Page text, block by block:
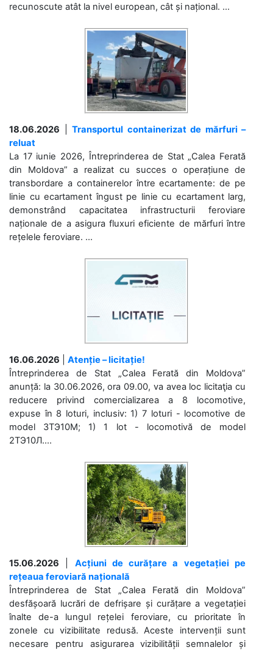
recunoscute atât la nivel european, cât și național. ...
18.06.2026
Transportul containerizat de mărfuri –
reluat
La 17 iunie 2026, Întreprinderea de Stat „Calea Ferată
din Moldova” a realizat cu succes o operațiune de
transbordare a containerelor între ecartamente: de pe
linie cu ecartament îngust pe linie cu ecartament larg,
demonstrând capacitatea infrastructurii feroviare
naționale de a asigura fluxuri eficiente de mărfuri între
rețelele feroviare. ...
16.06.2026
Atenție – licitație!
Întreprinderea de Stat „Calea Ferată din Moldova”
anunță: la 30.06.2026, ora 09.00, va avea loc licitaţia cu
reducere privind comercializarea a 8 locomotive,
expuse în 8 loturi, inclusiv: 1) 7 loturi - locomotive de
model 3ТЭ10М; 1) 1 lot - locomotivă de model
2ТЭ10Л....
15.06.2026
Acțiuni de curățare a vegetației pe
rețeaua feroviară națională
Întreprinderea de Stat „Calea Ferată din Moldova”
desfășoară lucrări de defrișare și curățare a vegetației
înalte de-a lungul rețelei feroviare, cu prioritate în
zonele cu vizibilitate redusă. Aceste intervenții sunt
necesare pentru asigurarea vizibilității semnalelor și